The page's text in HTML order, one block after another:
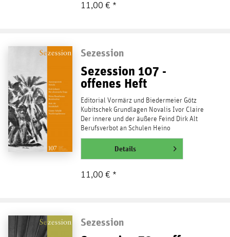
11,00 € *
Sezession
Sezession 107 -
offenes Heft
Editorial Vormärz und Biedermeier Götz
Kubitschek Grundlagen Novalis Ivor Claire
Der innere und der äußere Feind Dirk Alt
Berufsverbot an Schulen Heino
Bosselmann Kybernetik,...
weiterlesenDetails
11,00 € *
Sezession